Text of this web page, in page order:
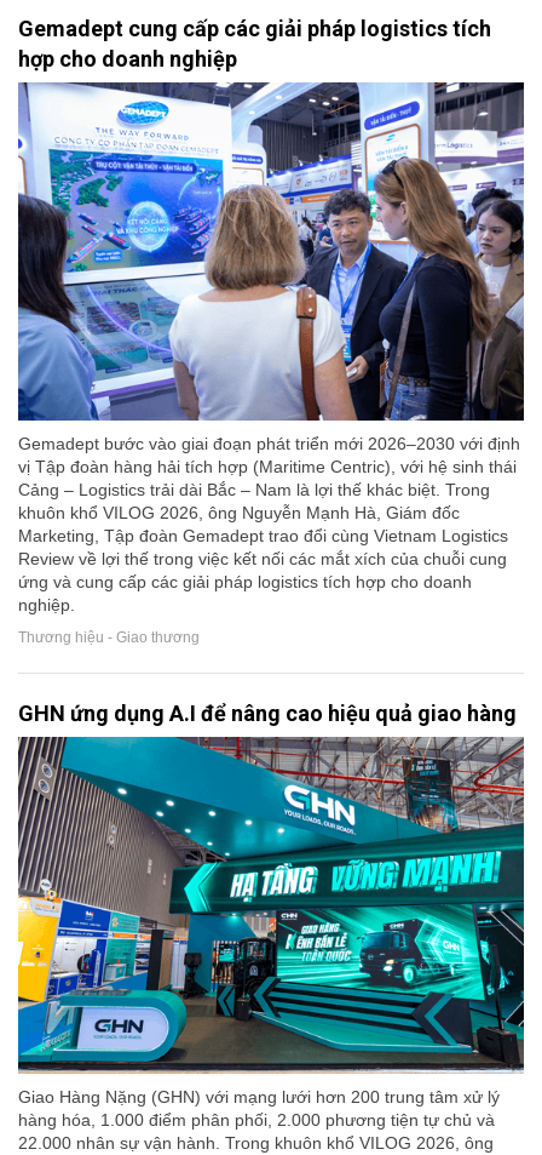
Gemadept cung cấp các giải pháp logistics tích
hợp cho doanh nghiệp
Gemadept bước vào giai đoạn phát triển mới 2026–2030 với định
vị Tập đoàn hàng hải tích hợp (Maritime Centric), với hệ sinh thái
Cảng – Logistics trải dài Bắc – Nam là lợi thế khác biệt. Trong
khuôn khổ VILOG 2026, ông Nguyễn Mạnh Hà, Giám đốc
Marketing, Tập đoàn Gemadept trao đổi cùng Vietnam Logistics
Review về lợi thế trong việc kết nối các mắt xích của chuỗi cung
ứng và cung cấp các giải pháp logistics tích hợp cho doanh
nghiệp.
Thương hiệu - Giao thương
GHN ứng dụng A.I để nâng cao hiệu quả giao hàng
Giao Hàng Nặng (GHN) với mạng lưới hơn 200 trung tâm xử lý
hàng hóa, 1.000 điểm phân phối, 2.000 phương tiện tự chủ và
22.000 nhân sự vận hành. Trong khuôn khổ VILOG 2026, ông